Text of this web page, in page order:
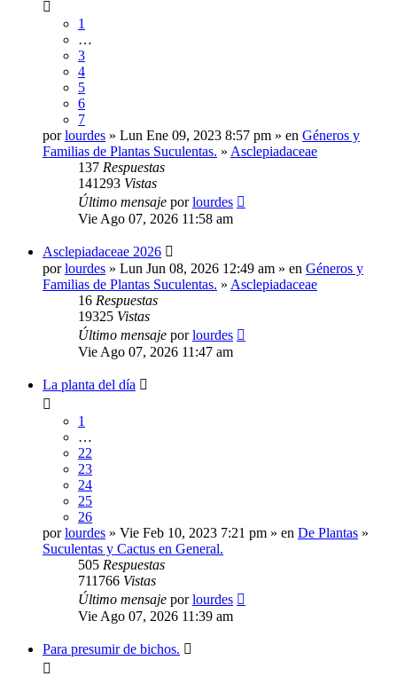
1
…
3
4
5
6
7
porlourdes » Lun Ene 09, 2023 8:57 pm » en Géneros y
Familias de Plantas Suculentas. » Asclepiadaceae
137 Respuestas
141293 Vistas
Último mensaje porlourdes
Vie Ago 07, 2026 11:58 am
Asclepiadaceae 2026
porlourdes » Lun Jun 08, 2026 12:49 am » en Géneros y
Familias de Plantas Suculentas. » Asclepiadaceae
16 Respuestas
19325 Vistas
Último mensaje porlourdes
Vie Ago 07, 2026 11:47 am
La planta del día
1
…
22
23
24
25
26
porlourdes » Vie Feb 10, 2023 7:21 pm » en De Plantas »
Suculentas y Cactus en General.
505 Respuestas
711766 Vistas
Último mensaje porlourdes
Vie Ago 07, 2026 11:39 am
Para presumir de bichos.